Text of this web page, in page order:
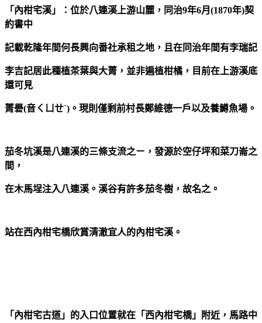
「內柑宅溪」：位於八連溪上游山麓，同治9年6月(1870年)契
約書中
記載乾隆年間何長興向番社承租之地，且在同治年間有李瑞記
李吉記居此種植茶葉與大菁，並非遍植柑橘，目前在上游溪底
還可見
菁礐(音ㄑㄩㄝˋ)。現則僅剩前村長鄭維德一戶以及養鱒魚場。
茄冬坑溪是八連溪的三條支流之ㄧ，發源於空仔坪和菜刀崙之
間，
在木馬埕注入八連溪。溪谷有許多茄冬樹，故名之。
站在西內柑宅橋欣賞清澈宜人的內柑宅溪。
「內柑宅古道」的入口位置就在「西內柑宅橋」附近，馬路中